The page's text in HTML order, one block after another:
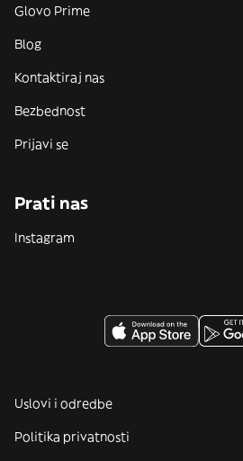
Glovo Prime
Blog
Kontaktiraj nas
Bezbednost
Prijavi se
Prati nas
Instagram
Uslovi i odredbe
Politika privatnosti